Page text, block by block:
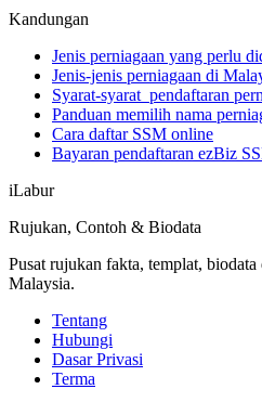
Kandungan
Jenis perniagaan yang perlu
Jenis-jenis perniagaan di
Syarat-syarat pendaftaran
Panduan memilih nama
Cara daftar SSM online
Bayaran pendaftaran ezBiz
iLabur
Rujukan, Contoh & Biodata
Pusat rujukan fakta, templat, biodata
Malaysia.
Tentang
Hubungi
Dasar Privasi
Terma